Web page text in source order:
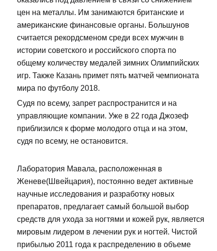
цен на металлы. Им занимаются британские и
американские финансовые органы. Большунов
считается рекордсменом среди всех мужчин в
истории советского и российского спорта по
общему количеству медалей зимних Олимпийских
игр. Также Казань примет пять матчей чемпионата
мира по футболу 2018.
Судя по всему, запрет распространится и на
управляющие компании. Уже в 22 года Джозеф
приблизился к форме молодого отца и на этом,
судя по всему, не остановится.
Лаборатория Мавала, расположенная в
Женеве(Швейцария), постоянно ведет активные
научные исследования и разработку новых
препаратов, предлагает самый большой выбор
средств для ухода за ногтями и кожей рук, является
мировым лидером в лечении рук и ногтей. Чистой
прибылью 2011 года к распределению в объеме